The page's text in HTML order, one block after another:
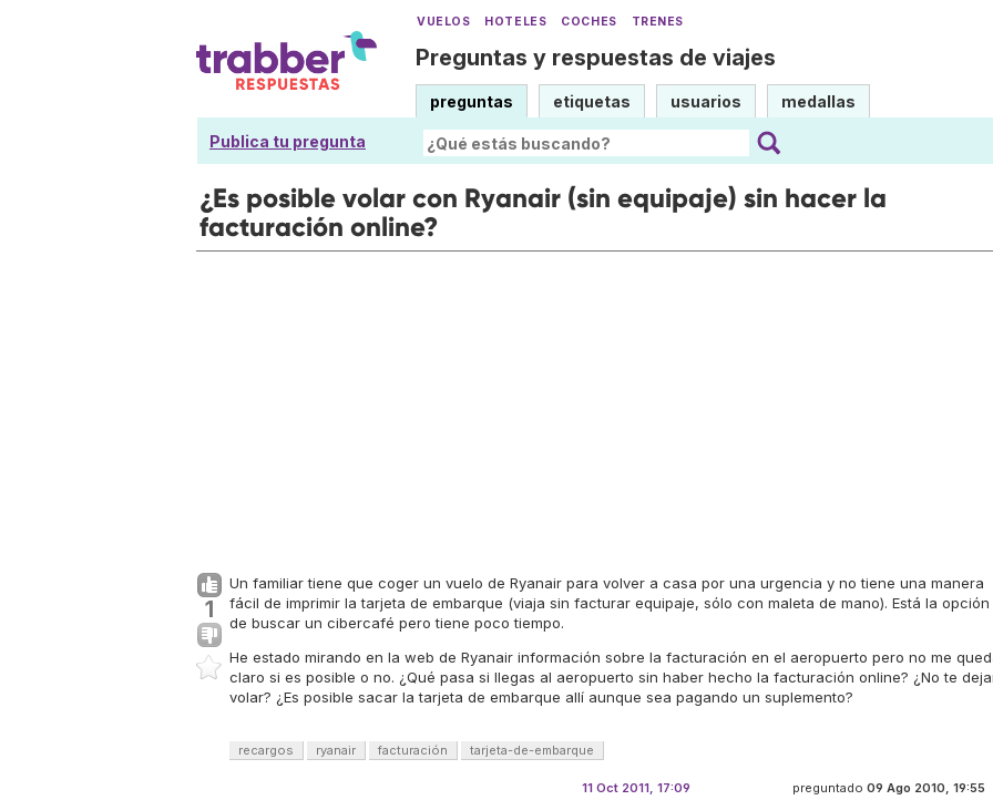
VUELOS HOTELES COCHES TRENES
Preguntas y respuestas de viajes
preguntas etiquetas usuarios medallas
Publica tu pregunta
¿Es posible volar con Ryanair (sin equipaje) sin hacer la
facturación online?
1
Un familiar tiene que coger un vuelo de Ryanair para volver a casa por una urgencia y no tiene una manera
fácil de imprimir la tarjeta de embarque (viaja sin facturar equipaje, sólo con maleta de mano). Está la opción
de buscar un cibercafé pero tiene poco tiempo.
He estado mirando en la web de Ryanair información sobre la facturación en el aeropuerto pero no me
claro si es posible o no. ¿Qué pasa si llegas al aeropuerto sin haber hecho la facturación online? ¿No te
volar? ¿Es posible sacar la tarjeta de embarque allí aunque sea pagando un suplemento?
recargos ryanair facturación tarjeta-de-embarque
preguntado 09 Ago 2010, 19:55
11 Oct 2011, 17:09